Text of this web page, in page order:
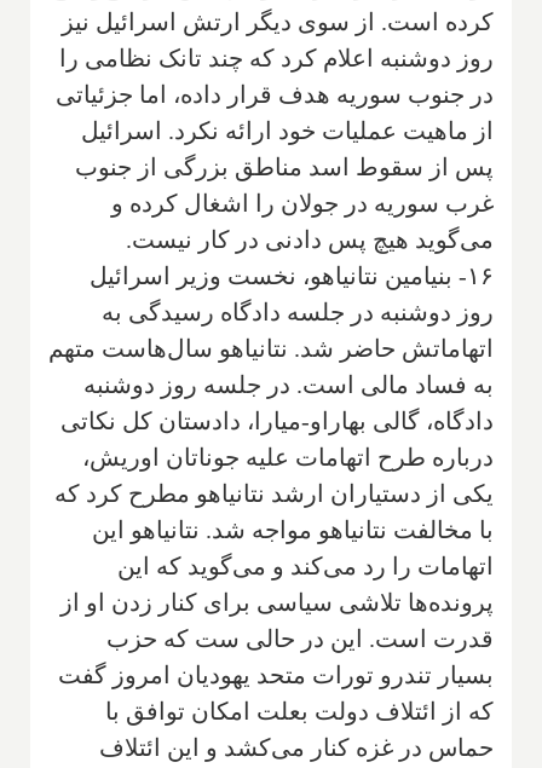
کرده است. از سوی دیگر ارتش اسرائیل نیز
روز دوشنبه اعلام کرد که چند تانک نظامی را
در جنوب سوریه هدف قرار داده، اما جزئیاتی
از ماهیت عملیات خود ارائه نکرد. اسرائیل
پس از سقوط اسد مناطق بزرگی از جنوب
غرب سوریه در جولان را اشغال کرده و
می‌گوید هیچ پس دادنی در کار نیست.
۱۶- بنیامین نتانیاهو، نخست وزیر اسرائیل
روز دوشنبه در جلسه دادگاه رسیدگی به
اتهاماتش حاضر شد. نتانیاهو سال‌هاست متهم
به فساد مالی است. در جلسه روز دوشنبه
دادگاه، گالی بهاراو-میارا، دادستان کل نکاتی
درباره طرح اتهامات علیه جوناتان اوریش،
یکی از دستیاران ارشد نتانیاهو مطرح کرد که
با مخالفت نتانیاهو مواجه شد. نتانیاهو این
اتهامات را رد می‌کند و می‌گوید که این
پرونده‌ها تلاشی سیاسی برای کنار زدن او از
قدرت است. این در حالی ست که حزب
بسیار تندرو تورات متحد یهودیان امروز گفت
که از ائتلاف دولت بعلت امکان توافق با
حماس در غزه کنار می‌کشد و این ائتلاف